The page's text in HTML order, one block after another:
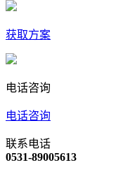
获取方案
电话咨询
电话咨询
联系电话
0531-89005613